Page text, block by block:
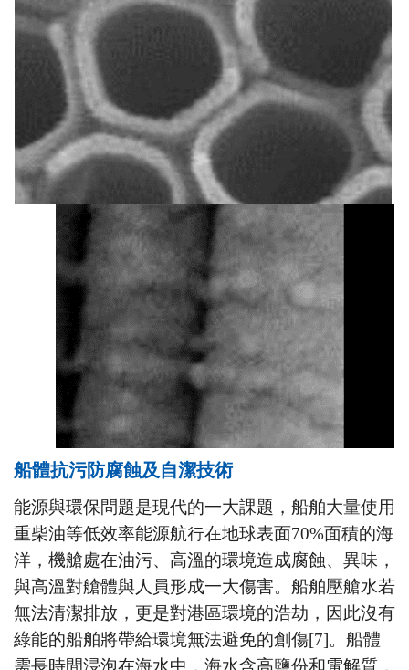
船體抗污防腐蝕及自潔技術
能源與環保問題是現代的一大課題，船舶大量使用
重柴油等低效率能源航行在地球表面70%面積的海
洋，機艙處在油污、高溫的環境造成腐蝕、異味，
與高溫對艙體與人員形成一大傷害。船舶壓艙水若
無法清潔排放，更是對港區環境的浩劫，因此沒有
綠能的船舶將帶給環境無法避免的創傷[7]。船體
需長時間浸泡在海水中，海水含高鹽份和電解質，